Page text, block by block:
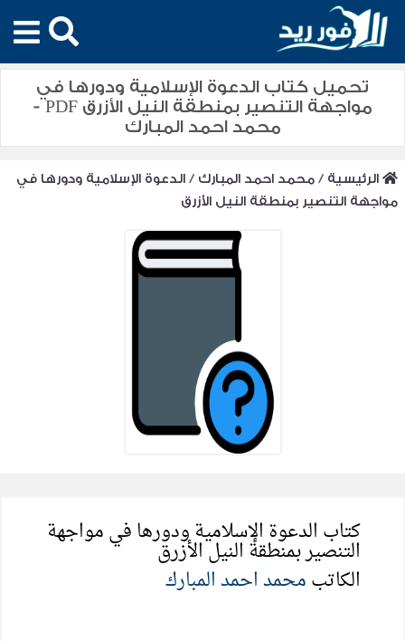
تحميل كتاب الدعوة الإسلامية ودورها في
مواجهة التنصير بمنطقة النيل الأزرق PDF -
محمد احمد المبارك
الرئيسية /محمد احمد المبارك /الدعوة الإسلامية ودورها في
مواجهة التنصير بمنطقة النيل الأزرق
كتاب الدعوة الإسلامية ودورها في مواجهة
التنصير بمنطقة النيل الأزرق
الكاتبمحمد احمد المبارك